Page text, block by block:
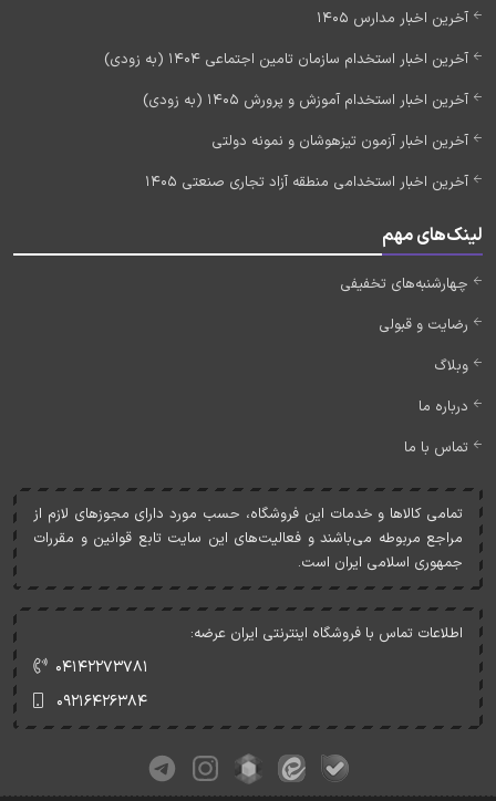
آخرین اخبار مدارس 1405
آخرین اخبار استخدام سازمان تامین اجتماعی 1404 (به زودی)
آخرین اخبار استخدام آموزش و پرورش 1405 (به زودی)
آخرین اخبار آزمون تیزهوشان و نمونه دولتی
آخرین اخبار استخدامی منطقه آزاد تجاری صنعتی 1405
لینک‌های مهم
چهارشنبه‌های تخفیفی
رضایت و قبولی
وبلاگ
درباره ما
تماس با ما
تمامی کالاها و خدمات اين فروشگاه، حسب مورد دارای مجوزهای لازم از
مراجع مربوطه می‌باشند و فعاليت‌های اين سايت تابع قوانين و مقررات
جمهوری اسلامی ايران است.
اطلاعات تماس با فروشگاه اینترنتی ایران عرضه:
۰۴۱۴۲۲۷۳۷۸۱
۰۹۲۱۶۴۲۶۳۸۴